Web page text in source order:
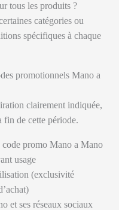
tous les produits ?
catégories ou
spécifiques à chaque
promotionnels Mano a
clairement indiquée,
fin de cette période.
code promo Mano a Mano
usage
(exclusivité
et ses réseaux sociaux